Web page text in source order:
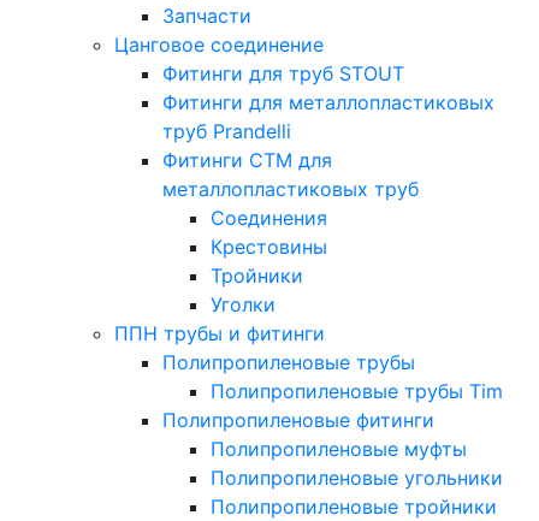
Запчасти
Цанговое соединение
Фитинги для труб STOUT
Фитинги для металлопластиковых
труб Prandelli
Фитинги СTM для
металлопластиковых труб
Соединения
Крестовины
Тройники
Уголки
ППН трубы и фитинги
Полипропиленовые трубы
Полипропиленовые трубы Tim
Полипропиленовые фитинги
Полипропиленовые муфты
Полипропиленовые угольники
Полипропиленовые тройники